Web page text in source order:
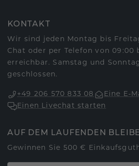
KONTAKT
Wir sind jeden Montag bis
Chat oder per Telefon von 09:00
erreichbar. Samstag und
geschlossen.
+49 206 570 833 08
Eine E-
Einen Livechat starten
AUF DEM LAUFENDEN
Gewinnen Sie 500 €